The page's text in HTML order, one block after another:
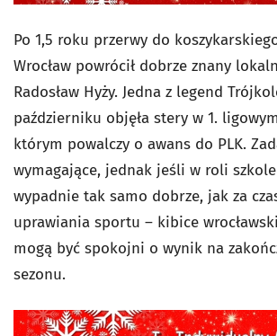
Po 1,5 roku przerwy do
Wrocław powrócił dobrze znany
Radosław Hyży. Jedna z legend
październiku objęła stery w 1.
którym powalczy o awans do PLK.
wymagające, jednak jeśli w roli
wypadnie tak samo dobrze, jak za
uprawiania sportu – kibice
mogą być spokojni o wynik na
sezonu.